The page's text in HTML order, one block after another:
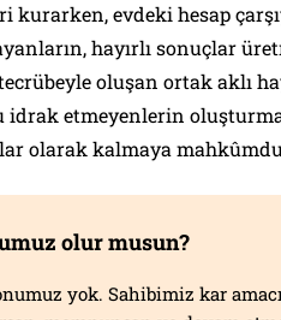
kurarken, evdeki hesap
hayırlı sonuçlar
oluşan ortak aklı
idrak etmeyenlerin
olarak kalmaya
olur musun?
yok. Sahibimiz kar